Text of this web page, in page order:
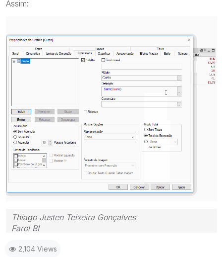
Assim:
Thiago Justen Teixeira Gonçalves
Farol BI
Skype: justen.thiago
2,104 Views